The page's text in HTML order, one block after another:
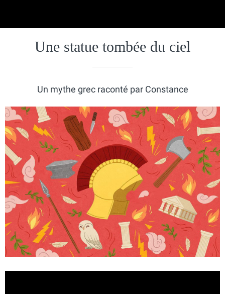
Une statue tombée du ciel
Un mythe grec raconté par Constance